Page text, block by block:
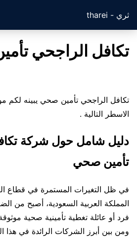
ثري - tharei
تكافل الراجحي
تكافل الراجحي تأمين صحي يبينه لكم
الاسطر التالية .
دليل شامل حول شركة
تأمين صحي
في ظل التغيرات المستمرة في قطاع
المملكة العربية السعودية، أصبح من
فرد أو عائلة تغطية تأمينية صحية
ومن بين أبرز الشركات الرائدة في هذا